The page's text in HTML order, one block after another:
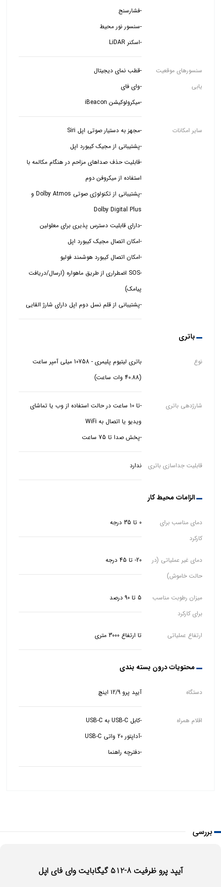
-سنسور نور محیط
-اسکنر LiDAR
سنسورهای موقعیت
یابی
-وای فای
-میکرولوکیشن iBeacon
سایر امکانات
-قابلیت حذف صداهای مزاحم در هنگام مکالمه با
استفاده از میکروفن دوم
-پشتیبانی از تکنولوژی صوتی Dolby Atmos و
Dolby Digital Plus
-دارای قابلیت دسترس پذیری برای معلولین
-SOS اضطراری از طریق ماهواره (ارسال/دریافت
پیامک)
-پشتیبانی از قلم نسل دوم اپل دارای شارژ القایی
باتری
نوع
باتری لیتیوم پلیمری - 10758 میلی آمپر ساعت
(40.88 وات ساعت)
شارژدهی باتری
-تا 10 ساعت در حالت استفاده از وب یا تماشای
ویدیو یا اتصال به WiFi
-پخش صدا تا 75 ساعت
قابلیت جداسازی باتری ندارد
الزامات محیط کار
دمای مناسب برای
کارکرد
0 تا 35 درجه
دمای غیر عملیاتی (در
حالت خاموش)
20- تا 45 درجه
میزان رطوبت مناسب
برای کارکرد
5 تا 90 درصد
ارتفاع عملیاتی تا ارتفاع 3000 متری
محتویات درون بسته بندی
دستگاه آیپد پرو 12/9 اینچ
اقلام همراه
-کابل USB-C به USB-C
-آداپتور 20 واتی USB-C
-دفترچه راهنما
بررسی
آیپد پرو ظرفیت 8-512 گیگابایت وای فای اپل